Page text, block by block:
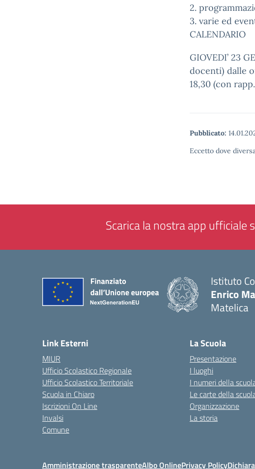
2.
3. varie ed
CALENDARIO
GIOVEDI’ 23
docenti) dalle
18,30 (con
Pubblicato:
Eccetto dove
Scarica la nostra app ufficiale
Istituto
Enrico
Matelica
Link Esterni
MIUR
Ufficio Scolastico Regionale
Ufficio Scolastico Territoriale
Scuola in Chiaro
Iscrizioni On Line
Invalsi
Comune
La Scuola
Presentazione
I luoghi
I numeri della
Le carte della
Organizzazione
La storia
Amministrazione trasparenteAlbo OnlinePrivacy Policy